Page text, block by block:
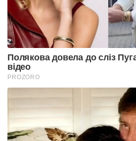
Полякова довела до сліз
відео
PROZORO